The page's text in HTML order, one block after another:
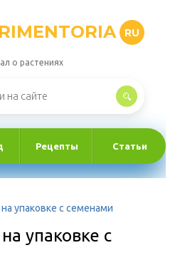
RU
о растениях
Рецепты Статьи
упаковке с семенами
упаковке с